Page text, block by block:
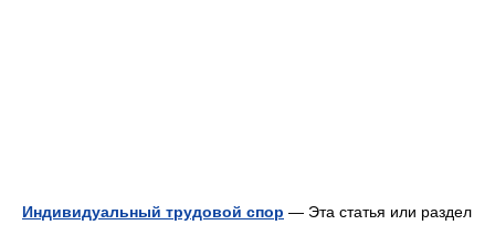
Индивидуальный трудовой спор — Эта статья или раздел